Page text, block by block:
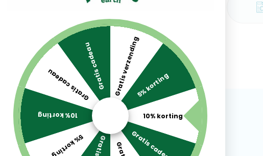
Gratis verzending5% korting
10% korting
Gratis cadeau
5% korting
10% korting
Gratis cadeauGratis cadeau